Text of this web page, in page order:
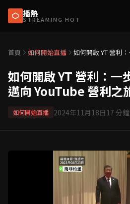
播熱
STREAMING HOT
首頁 如何開始直播
如何開啟 YT 營利
如何開啟 YT 營利：一
邁向 YouTube 營利之
如何開始直播 2024年11月18日17 分